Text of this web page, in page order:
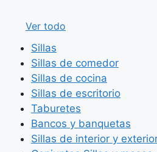
Ver todo
Sillas
Sillas de comedor
Sillas de cocina
Sillas de escritorio
Taburetes
Bancos y banquetas
Sillas de interior y